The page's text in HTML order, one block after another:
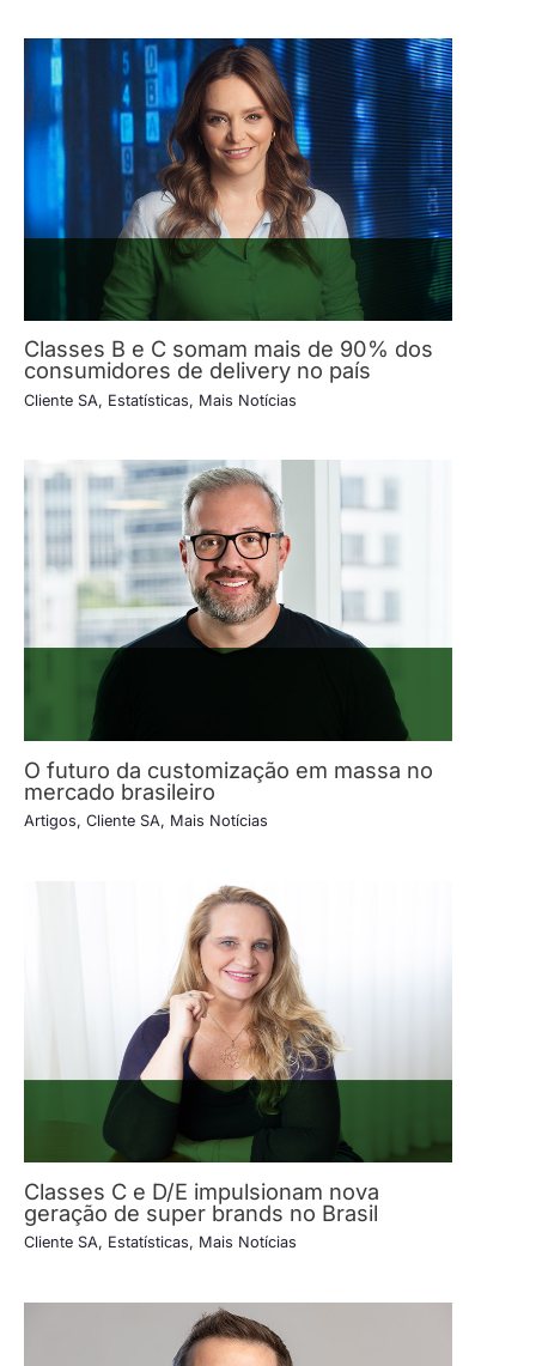
Classes B e C somam mais de 90% dos
consumidores de delivery no país
Cliente SA, Estatísticas, Mais Notícias
O futuro da customização em massa no
mercado brasileiro
Artigos, Cliente SA, Mais Notícias
Classes C e D/E impulsionam nova
geração de super brands no Brasil
Cliente SA, Estatísticas, Mais Notícias